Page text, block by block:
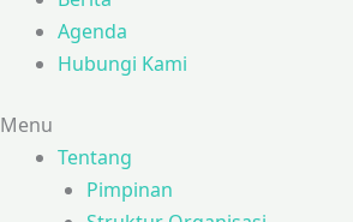
Agenda
Hubungi Kami
Menu
Tentang
Pimpinan